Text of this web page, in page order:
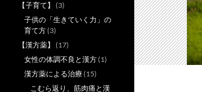
【子育て】
(3)
子供の「生きていく力」の
育て方(3)
【漢方薬】
(17)
女性の体調不良と漢方(1)
漢方薬による治療(15)
こむら返り、筋肉痛と漢